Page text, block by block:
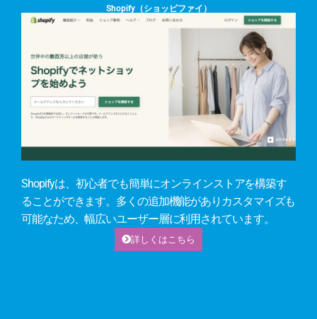
Shopify（ショッピファイ）
Shopifyは、初心者でも簡単にオンラインストアを構築す
ることができます。多くの追加機能がありカスタマイズも
可能なため、幅広いユーザー層に利用されています。
詳しくはこちら